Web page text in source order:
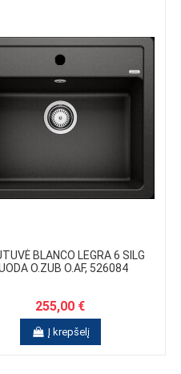
BLANCO LEGRA 6 SILG
O.ZUB O.AF, 526084
255,00 €
Į krepšelį